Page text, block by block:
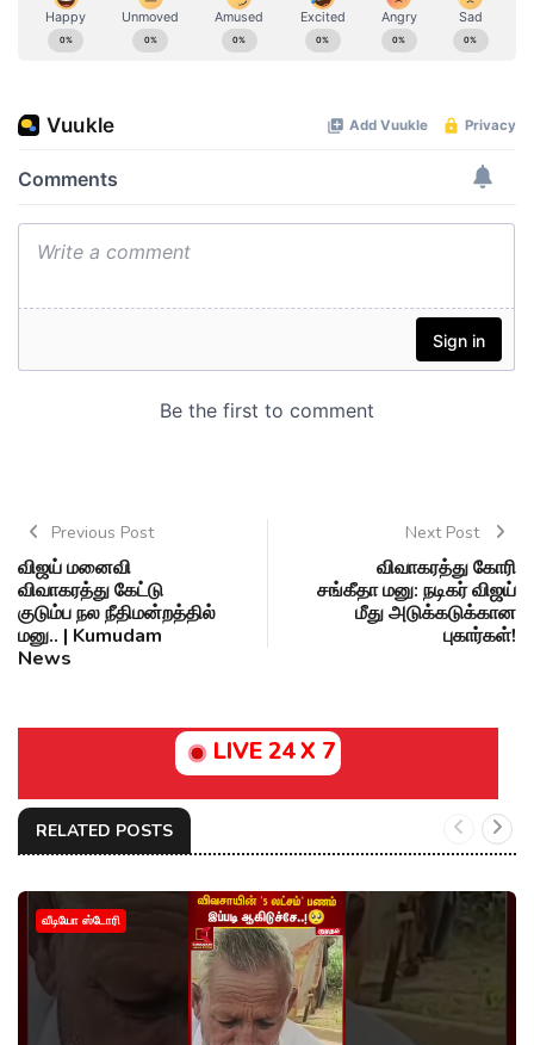
Previous Post
விஜய் மனைவி
விவாகரத்து கேட்டு
குடும்ப நல நீதிமன்றத்தில்
மனு.. | Kumudam
News
Next Post
விவாகரத்து கோரி
சங்கீதா மனு: நடிகர் விஜய்
மீது அடுக்கடுக்கான
புகார்கள்!
LIVE 24 X 7
RELATED POSTS
வீடியோ ஸ்டோரி